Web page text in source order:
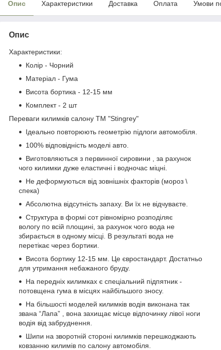
Опис Характеристики Доставка Оплата Умови
Опис
Характеристики:
Колір - Чорний
Матеріал - Гума
Висота бортика - 12-15 мм
Комплект - 2 шт
Переваги килимків салону ТМ "Stingrey"
Ідеально повторюють геометрію підлоги автомобіля.
100% відповідність моделі авто.
Виготовляються з первинної сировини , за рахунок
чого килимки дуже еластичні і водночас міцні.
Не деформуються від зовнішніх факторів (мороз \
спека)
Абсолютна відсутність запаху. Ви їх не відчуваєте.
Структура в формі сот рівномірно розподіляє
вологу по всій площині, за рахунок чого вода не
збирається в одному місці. В результаті вода не
перетікає через бортики.
Висота бортику 12-15 мм. Це євростандарт. Достатньо
для утримання небажаного бруду.
На передніх килимках є спеціальний підпятник -
потовщена гума в місцях найбільшого зносу.
На більшості моделей килимків водія виконана так
звана “Лапа” , вона захищає місце відпочинку лівої ноги
водія від забруднення.
Шипи на зворотній стороні килимків перешкоджають
ковзанню килимів по салону автомобіля.